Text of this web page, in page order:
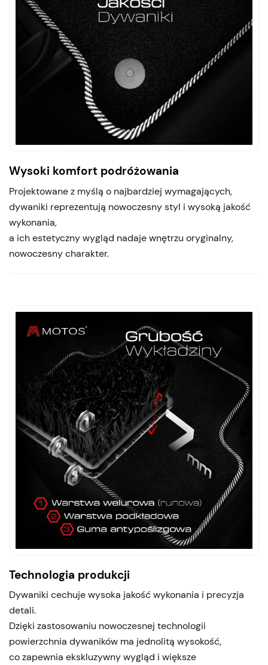
Wysoki komfort podróżowania
Projektowane z myślą o najbardziej wymagających,
dywaniki reprezentują nowoczesny styl i wysoką jakość
wykonania,
a ich estetyczny wygląd nadaje wnętrzu oryginalny,
nowoczesny charakter.
Technologia produkcji
Dywaniki cechuje wysoka jakość wykonania i precyzja
detali.
Dzięki zastosowaniu nowoczesnej technologii
powierzchnia dywaników ma jednolitą wysokość,
co zapewnia ekskluzywny wygląd i większe